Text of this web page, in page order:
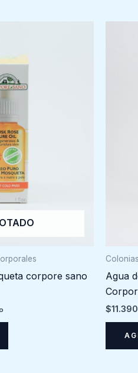
corpore sano
Colonias
Agua
$11.390